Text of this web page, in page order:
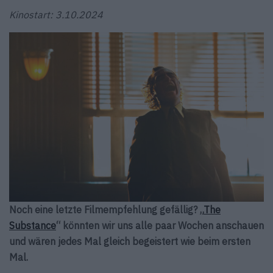
Kinostart: 3.10.2024
Noch eine letzte Filmempfehlung gefällig? „The
Substance“ könnten wir uns alle paar Wochen anschauen
und wären jedes Mal gleich begeistert wie beim ersten
Mal.